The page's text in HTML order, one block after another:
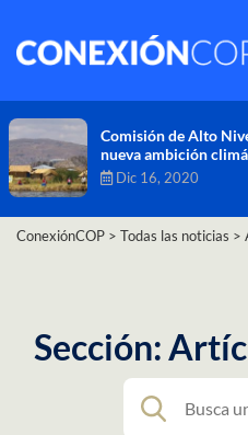
Comisión de Alto
nueva ambición
Dic 16, 2020
ConexiónCOP > Todas las noticias >
Sección: